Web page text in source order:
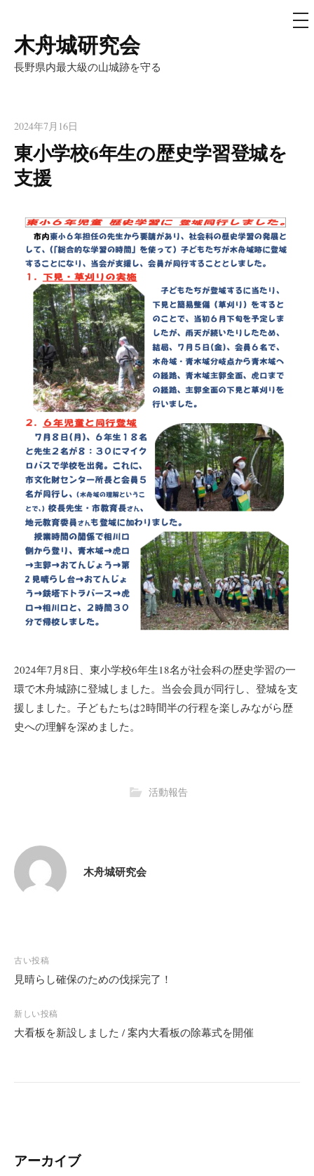
コ
ン
ス
キ
木舟城研究会
長野県内最大級の山城跡を守る
メ
ニ
2024年7月16日
東小学校6年生の歴史学習登城を
支援
2024年7月8日、東小学校6年生18名が社会科の歴史学習の一
環で木舟城跡に登城しました。当会会員が同行し、登城を支
援しました。子どもたちは2時間半の行程を楽しみながら歴
史への理解を深めました。
活動報告
木舟城研究会
投
稿
ビ
ゲ
古い投稿
見晴らし確保のための伐採完了！
新しい投稿
大看板を新設しました / 案内大看板の除幕式を開催
アーカイブ